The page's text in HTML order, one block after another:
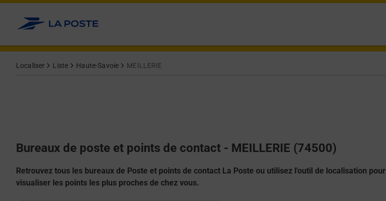
Allez au contenu
Localiser Liste Haute-Savoie MEILLERIE
Bureaux de poste et points de contact - MEILLERIE (74500)
Retrouvez tous les bureaux de Poste et points de contact La Poste ou utilisez l'outil de localisation pour
visualiser les points les plus proches de chez vous.
Afficher ou masquer la réponse
Afficher ou masquer la réponse
Afficher ou masquer la réponse
Afficher ou masquer la réponse
Afficher ou masquer la réponse